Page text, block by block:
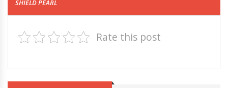
SHIELD PEARL
Rate this post